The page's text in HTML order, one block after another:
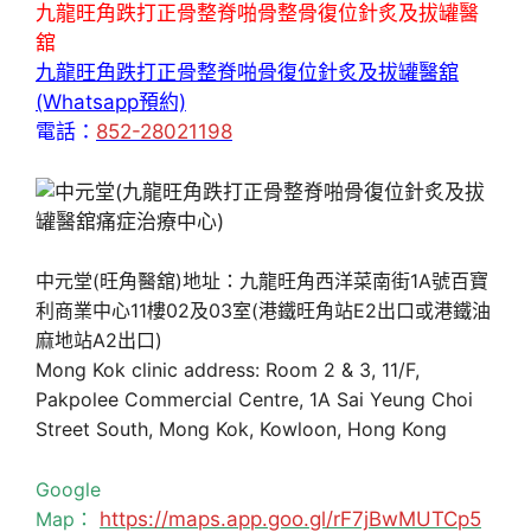
九龍旺角跌打正骨整脊啪骨整骨復位針炙及拔罐醫
舘
九龍旺角跌打正骨整脊啪骨復位針炙及拔罐醫舘
(Whatsapp預約)
電話： 852-28021198
中元堂(旺角醫舘)地址：九龍旺角西洋菜南街1A號百寶
利商業中心11樓02及03室(港鐵旺角站E2出口或港鐵油
麻地站A2出口)
Mong Kok clinic address: Room 2 & 3, 11/F,
Pakpolee Commercial Centre, 1A Sai Yeung Choi
Street South, Mong Kok, Kowloon, Hong Kong
Google
Map： https://maps.app.goo.gl/rF7jBwMUTCp5